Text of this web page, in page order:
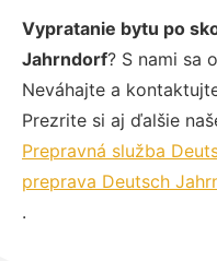
Vypratanie bytu po
Jahrndorf? S nami sa
Neváhajte a
Prezrite si aj ďalšie
Prepravná služba
preprava Deutsch
.